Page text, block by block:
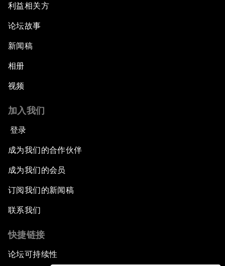
利益相关方
论坛故事
新闻稿
相册
视频
加入我们
登录
成为我们的合作伙伴
成为我们的会员
订阅我们的新闻稿
联系我们
快捷链接
论坛可持续性